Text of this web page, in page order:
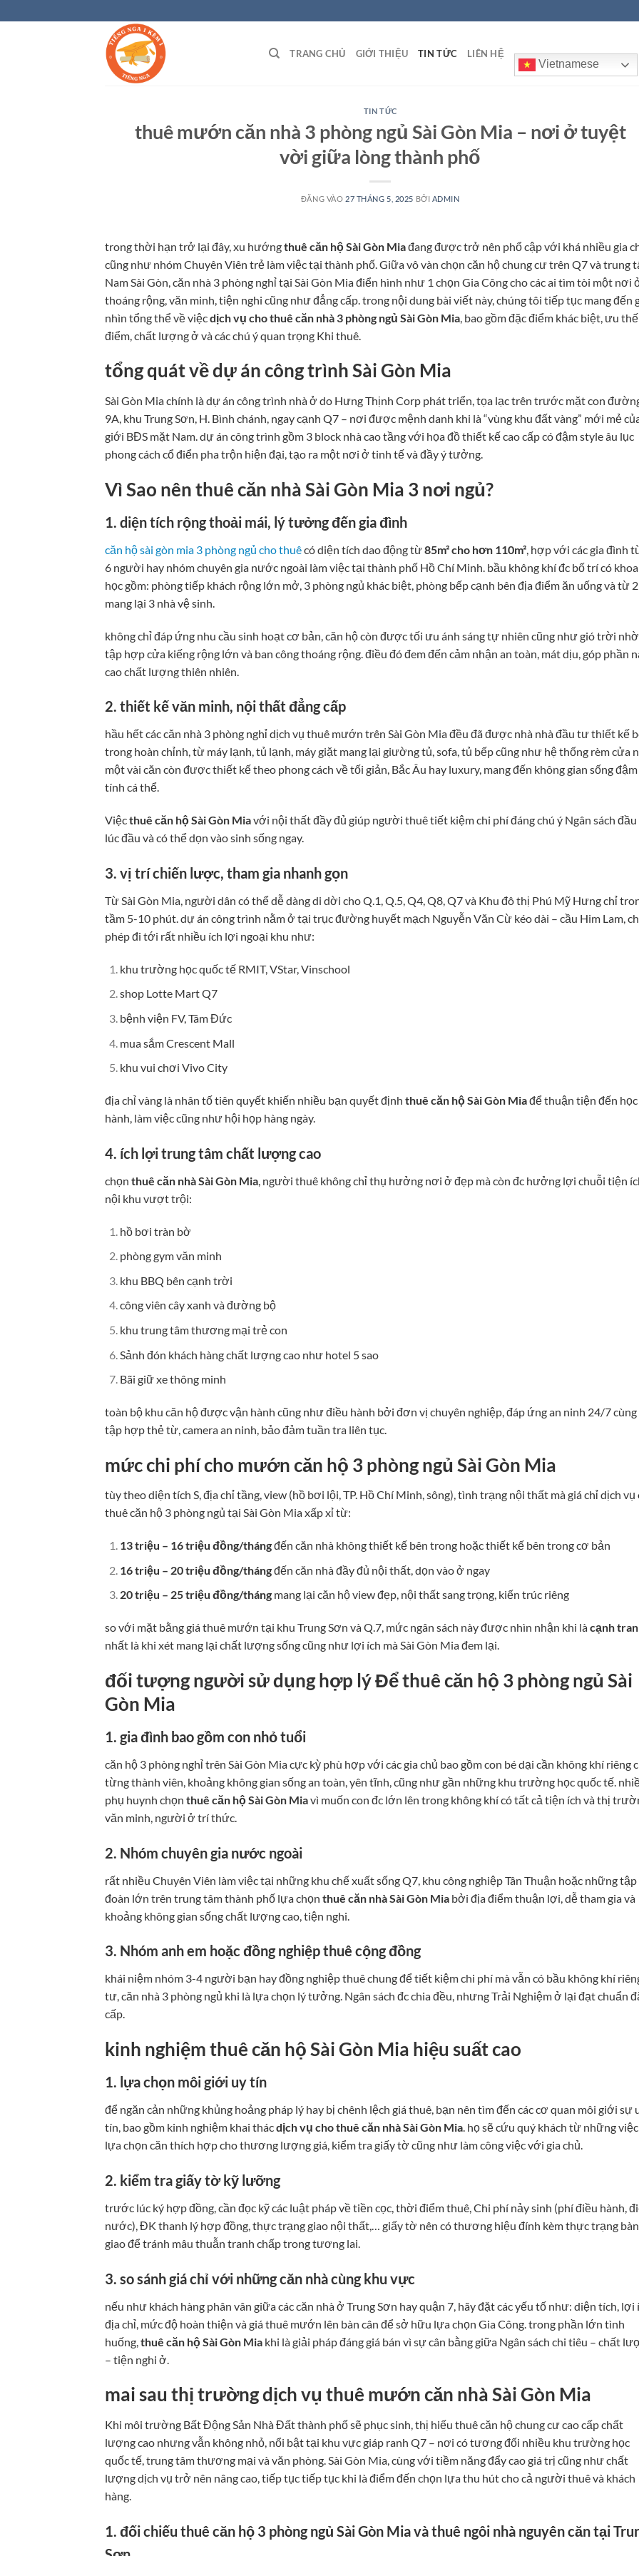
qua
TRANG CHỦ GIỚI THIỆU TIN TỨC LIÊN HỆ
Vietnamese
TIN TỨC
thuê mướn căn nhà 3 phòng ngủ Sài Gòn Mia – nơi ở tuyệt
vời giữa lòng thành phố
ĐĂNG VÀO 27 THÁNG 5, 2025 BỞI ADMIN
trong thời hạn trở lại đây, xu hướngthuê căn hộ Sài Gòn Miađang được trở nên phổ cập với khá nhiều gia
cũng như nhóm Chuyên Viên trẻ làm việc tại thành phố. Giữa vô vàn chọn căn hộ chung cư trên Q7 và trung
Nam Sài Gòn, căn nhà 3 phòng nghỉ tại Sài Gòn Mia điển hình như 1 chọn Gia Công cho các ai tìm tòi một nơi
thoáng rộng, văn minh, tiện nghi cũng như đẳng cấp. trong nội dung bài viết này, chúng tôi tiếp tục mang đến
nhìn tổng thể về việcdịch vụ cho thuê căn nhà 3 phòng ngủ Sài Gòn Mia , bao gồm đặc điểm khác biệt, ưu
điểm, chất lượng ở và các chú ý quan trọng Khi thuê.
tổng quát về dự án công trình Sài Gòn Mia
Sài Gòn Mia chính là dự án công trình nhà ở do Hưng Thịnh Corp phát triển, tọa lạc trên trước mặt con
9A, khu Trung Sơn, H. Bình chánh, ngay cạnh Q7 – nơi được mệnh danh khi là “vùng khu đất vàng” mới mẻ
giới BĐS mặt Nam. dự án công trình gồm 3 block nhà cao tầng với họa đồ thiết kế cao cấp có đậm style âu lục
phong cách cổ điển pha trộn hiện đại, tạo ra một nơi ở tinh tế và đầy ý tưởng.
Vì Sao nên thuê căn nhà Sài Gòn Mia 3 nơi ngủ?
1. diện tích rộng thoải mái, lý tưởng đến gia đình
căn hộ sài gòn mia 3 phòng ngủ cho thuêcó diện tích dao động từ85m² cho hơn 110m² , hợp với các gia đình
6 người hay nhóm chuyên gia nước ngoài làm việc tại thành phố Hồ Chí Minh. bầu không khí đc bố trí có khoa
học gồm: phòng tiếp khách rộng lớn mở, 3 phòng ngủ khác biệt, phòng bếp cạnh bên địa điểm ăn uống và từ 2
mang lại 3 nhà vệ sinh.
không chỉ đáp ứng nhu cầu sinh hoạt cơ bản, căn hộ còn được tối ưu ánh sáng tự nhiên cũng như gió trời nhờ
tập hợp cửa kiếng rộng lớn và ban công thoáng rộng. điều đó đem đến cảm nhận an toàn, mát dịu, góp phần
cao chất lượng thiên nhiên.
2. thiết kế văn minh, nội thất đẳng cấp
hầu hết các căn nhà 3 phòng nghỉ dịch vụ thuê mướn trên Sài Gòn Mia đều đã được nhà nhà đầu tư thiết kế
trong hoàn chỉnh, từ máy lạnh, tủ lạnh, máy giặt mang lại giường tủ, sofa, tủ bếp cũng như hệ thống rèm cửa
một vài căn còn được thiết kế theo phong cách về tối giản, Bắc Âu hay luxury, mang đến không gian sống đậm
tính cá thể.
Việcthuê căn hộ Sài Gòn Miavới nội thất đầy đủ giúp người thuê tiết kiệm chi phí đáng chú ý Ngân sách
lúc đầu và có thể dọn vào sinh sống ngay.
3. vị trí chiến lược, tham gia nhanh gọn
Từ Sài Gòn Mia, người dân có thể dễ dàng di dời cho Q.1, Q.5, Q4, Q8, Q7 và Khu đô thị Phú Mỹ Hưng chỉ
tầm 5-10 phút. dự án công trình nằm ở tại trục đường huyết mạch Nguyễn Văn Cừ kéo dài – cầu Him Lam,
phép đi tới rất nhiều ích lợi ngoại khu như:
khu trường học quốc tế RMIT, VStar, Vinschool
shop Lotte Mart Q7
bệnh viện FV, Tâm Đức
mua sắm Crescent Mall
khu vui chơi Vivo City
địa chỉ vàng là nhân tố tiên quyết khiến nhiều bạn quyết định thuê căn hộ Sài Gòn Miađể thuận tiện đến học
hành, làm việc cũng như hội họp hàng ngày.
4. ích lợi trung tâm chất lượng cao
chọn thuê căn nhà Sài Gòn Mia , người thuê không chỉ thụ hưởng nơi ở đẹp mà còn đc hưởng lợi chuỗi tiện
nội khu vượt trội:
hồ bơi tràn bờ
phòng gym văn minh
khu BBQ bên cạnh trời
công viên cây xanh và đường bộ
khu trung tâm thương mại trẻ con
Sảnh đón khách hàng chất lượng cao như hotel 5 sao
Bãi giữ xe thông minh
toàn bộ khu căn hộ được vận hành cũng như điều hành bởi đơn vị chuyên nghiệp, đáp ứng an ninh 24/7
tập hợp thẻ từ, camera an ninh, bảo đảm tuần tra liên tục.
mức chi phí cho mướn căn hộ 3 phòng ngủ Sài Gòn Mia
tùy theo diện tích S, địa chỉ tầng, view (hồ bơi lội, TP. Hồ Chí Minh, sông), tình trạng nội thất mà giá chỉ dịch vụ
thuê căn hộ 3 phòng ngủ tại Sài Gòn Mia xấp xỉ từ:
13 triệu – 16 triệu đồng/thángđến căn nhà không thiết kế bên trong hoặc thiết kế bên trong cơ bản
16 triệu – 20 triệu đồng/thángđến căn nhà đầy đủ nội thất, dọn vào ở ngay
20 triệu – 25 triệu đồng/thángmang lại căn hộ view đẹp, nội thất sang trọng, kiến trúc riêng
so với mặt bằng giá thuê mướn tại khu Trung Sơn và Q.7, mức ngân sách này được nhìn nhận khi làcạnh
nhất là khi xét mang lại chất lượng sống cũng như lợi ích mà Sài Gòn Mia đem lại.
đối tượng người sử dụng hợp lý Để thuê căn hộ 3 phòng ngủ Sài
Gòn Mia
1. gia đình bao gồm con nhỏ tuổi
căn hộ 3 phòng nghỉ trên Sài Gòn Mia cực kỳ phù hợp với các gia chủ bao gồm con bé dại cần không khí riêng
từng thành viên, khoảng không gian sống an toàn, yên tĩnh, cũng như gần những khu trường học quốc tế.
phụ huynh chọn thuê căn hộ Sài Gòn Miavì muốn con đc lớn lên trong không khí có tất cả tiện ích và thị
văn minh, người ở trí thức.
2. Nhóm chuyên gia nước ngoài
rất nhiều Chuyên Viên làm việc tại những khu chế xuất sống Q7, khu công nghiệp Tân Thuận hoặc những tập
đoàn lớn trên trung tâm thành phố lựa chọn thuê căn nhà Sài Gòn Mia bởi địa điểm thuận lợi, dễ tham gia và
khoảng không gian sống chất lượng cao, tiện nghi.
3. Nhóm anh em hoặc đồng nghiệp thuê cộng đồng
khái niệm nhóm 3-4 người bạn hay đồng nghiệp thuê chung để tiết kiệm chi phí mà vẫn có bầu không khí
tư, căn nhà 3 phòng ngủ khi là lựa chọn lý tưởng. Ngân sách đc chia đều, nhưng Trải Nghiệm ở lại đạt chuẩn
cấp.
kinh nghiệm thuê căn hộ Sài Gòn Mia hiệu suất cao
1. lựa chọn môi giới uy tín
để ngăn cản những khủng hoảng pháp lý hay bị chênh lệch giá thuê, bạn nên tìm đến các cơ quan môi giới sự
tín, bao gồm kinh nghiệm khai thácdịch vụ cho thuê căn nhà Sài Gòn Mia. họ sẽ cứu quý khách từ những việc
lựa chọn căn thích hợp cho thương lượng giá, kiểm tra giấy tờ cũng như làm công việc với gia chủ.
2. kiểm tra giấy tờ kỹ lưỡng
trước lúc ký hợp đồng, cần đọc kỹ các luật pháp về tiền cọc, thời điểm thuê, Chi phí nảy sinh (phí điều hành,
nước), ĐK thanh lý hợp đồng, thực trạng giao nội thất,… giấy tờ nên có thương hiệu đính kèm thực trạng bàn
giao để tránh mâu thuẫn tranh chấp trong tương lai.
3. so sánh giá chỉ với những căn nhà cùng khu vực
nếu như khách hàng phân vân giữa các căn nhà ở Trung Sơn hay quận 7, hãy đặt các yếu tố như: diện tích, lợi
địa chỉ, mức độ hoàn thiện và giá thuê mướn lên bàn cân để sở hữu lựa chọn Gia Công. trong phần lớn tình
huống, thuê căn hộ Sài Gòn Mia khi là giải pháp đáng giá bán vì sự cân bằng giữa Ngân sách chi tiêu – chất
– tiện nghi ở.
mai sau thị trường dịch vụ thuê mướn căn nhà Sài Gòn Mia
Khi môi trường Bất Động Sản Nhà Đất thành phố sẽ phục sinh, thị hiếu thuê căn hộ chung cư cao cấp chất
lượng cao nhưng vẫn không nhỏ, nổi bật tại khu vực giáp ranh Q7 – nơi có tương đối nhiều khu trường học
quốc tế, trung tâm thương mại và văn phòng. Sài Gòn Mia, cùng với tiềm năng đẩy cao giá trị cũng như chất
lượng dịch vụ trở nên nâng cao, tiếp tục tiếp tục khi là điểm đến chọn lựa thu hút cho cả người thuê và khách
hàng.
1. đối chiếu thuê căn hộ 3 phòng ngủ Sài Gòn Mia và thuê ngôi nhà nguyên căn tại